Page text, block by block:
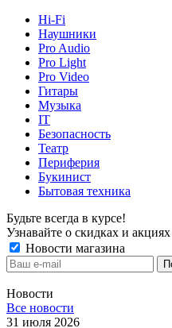
Hi-Fi
Наушники
Pro Audio
Pro Light
Pro Video
Гитары
Музыка
IT
Безопасность
Театр
Периферия
Букинист
Бытовая техника
Будьте всегда в курсе!
Узнавайте о скидках и
Новости магазина
Новости
Все новости
31 июля 2026